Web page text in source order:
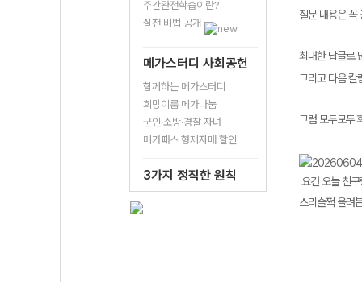
주간완전학습이란?
실천 비법 공개
메가스터디 사회공헌
함께하는 메가스터디
희망이룸 메가나눔
군인·소방·경찰 자녀
메가패스 형제자매 할인
3가지 정직한 원칙
질문 내용은 꼭
최대한 답글로
그리고 다음 칼
그럼 모두모두
요건 오늘 친
스리슬쩍 올려